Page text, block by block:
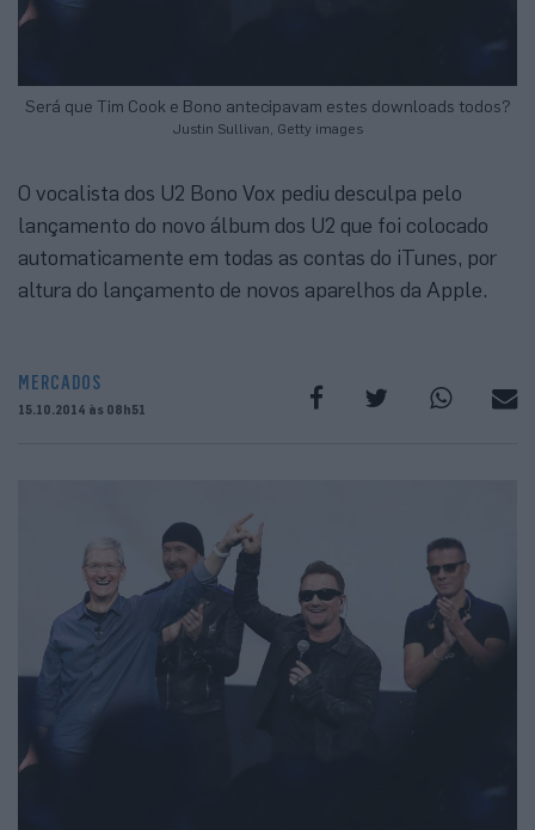
Será que Tim Cook e Bono antecipavam estes downloads todos?
Justin Sullivan, Getty images
O vocalista dos U2 Bono Vox pediu desculpa pelo
lançamento do novo álbum dos U2 que foi colocado
automaticamente em todas as contas do iTunes, por
altura do lançamento de novos aparelhos da Apple.
MERCADOS
15.10.2014 às 08h51